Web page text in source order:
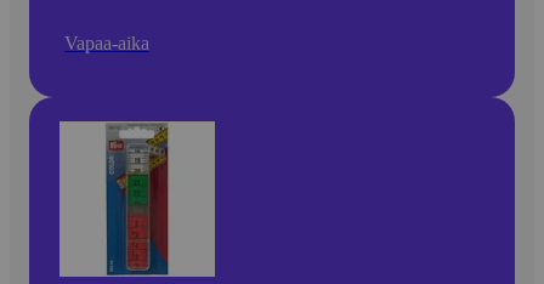
Vapaa-aika